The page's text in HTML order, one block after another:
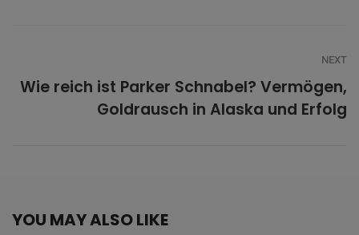
NEXT
Wie reich ist Parker Schnabel? Vermögen,
Goldrausch in Alaska und Erfolg
YOU MAY ALSO LIKE